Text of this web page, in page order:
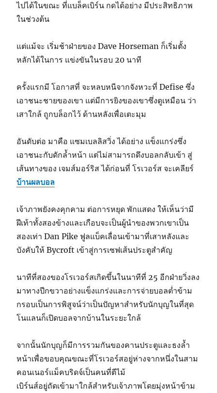
ไปได้ในขณะ ที่แบล็คเบิร์น กดได้อย่าง มีประสิทธิภาพ
ในช่วงต้น
แต่แม้จะ เริ่มช้าฝ่ายของ Dave Horseman ก็เริ่มตั้ง
หลักได้ในการ แข่งขันในรอบ 20 นาที
ครั้งแรกมี โอกาสที่ จะหลบหนีจากจังหวะที่ Defise ซึ่ง
เอาชนะชายของเขา แต่มีการยิงของเขาซึ่งดูเหมือน ว่า
เสาใกล้ ถูกบล็อกไว้ ด้านหลังเพื่อเตะมุม
อันดับต่อ มาคือ แซมเบลลิสวิ่ง ได้อย่าง แข็งแกร่งซึ่ง
เอาชนะกับดักล้ำหน้า แต่ไม่สามารถดึงบอลกลับเข้า สู่
เส้นทางของ เจมส์มอร์ริส ได้ก่อนที่ โรเวอร์ส จะเคลียร์
บ้านผลบอล
เจ้าภาพยังคงคุกคาม ต่อการหยุด พักแสดง ให้เห็นว่ามี
ฝีเท้าทั้งสองข้างและเกือบจะเป็นผู้นำของพวกเขาเป็น
สองเท่า Dan Pike ฟูลแบ็คเลื่อนเข้ามาที่เสาหลังและ
บังคับให้ Bycroft เข้าสู่การเซฟเส้นประตูสำคัญ
นาทีที่สองของโรเวอร์สเกิดขึ้นในนาทีที่ 25 อีกฝ่ายวิ่งลง
มาทางปีกขวาอย่างแข็งแกร่งและการจ่ายบอลต่ำข้าม
กรอบเป็นการพิสูจน์ว่าเป็นปัญหาสำหรับนักบุญในที่สุด
โนแลนก็เปิดบอลจากบ้านในระยะใกล้
จากนั้นนักบุญก็มีการรวมกันของคานประตูและธงล้ำ
หน้าเพื่อขอบคุณขณะที่โรเวอร์สอยู่ห่างจากหนึ่งในสาม
คอนเนอร์แม็คบริดจ์เป็นคนที่ตีไม้
เบิร์นส์อยู่ถัดเข้ามาใกล้สำหรับเจ้าภาพโดยมุ่งหน้าข้าม